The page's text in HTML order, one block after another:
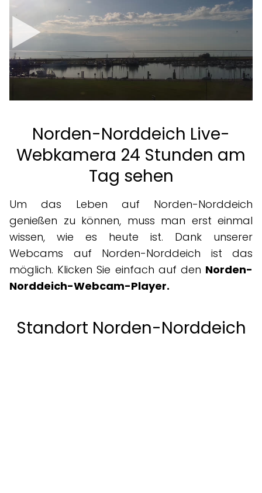
Norden-Norddeich Live-
Webkamera 24 Stunden am
Tag sehen
Um das Leben auf Norden-Norddeich
genießen zu können, muss man erst einmal
wissen, wie es heute ist. Dank unserer
Webcams auf Norden-Norddeich ist das
möglich. Klicken Sie einfach auf den Norden-
Norddeich-Webcam-Player.
Standort Norden-Norddeich